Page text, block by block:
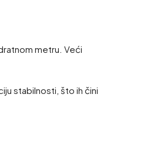
metru. Veći
stabilnosti, što ih čini